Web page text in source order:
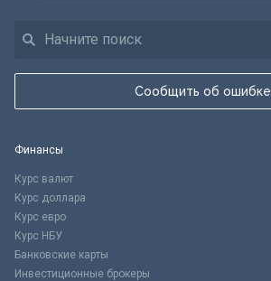
Сообщить об ошибке
Финансы
Курс валют
Курс доллара
Курс евро
Курс НБУ
Банковские карты
Инвестиционные брокеры